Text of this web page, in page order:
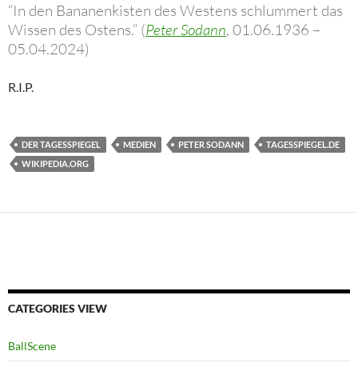
“In den Bananenkisten des Westens schlummert das
Wissen des Ostens.“ (Peter Sodann, 01.06.1936 –
05.04.2024)
R.I.P.
DER TAGESSPIEGEL MEDIEN PETER SODANN
TAGESSPIEGEL.DE
WIKIPEDIA.ORG
CATEGORIES VIEW
BallScene